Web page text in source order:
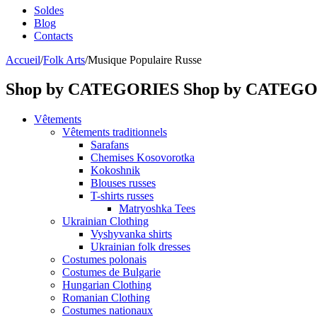
Soldes
Blog
Contacts
Accueil/Folk Arts/Musique Populaire Russe
Shop by CATEGORIES Shop by
Vêtements
Vêtements traditionnels
Sarafans
Chemises Kosovorotka
Kokoshnik
Blouses russes
T-shirts russes
Matryoshka Tees
Ukrainian Clothing
Vyshyvanka shirts
Ukrainian folk dresses
Costumes polonais
Costumes de Bulgarie
Hungarian Clothing
Romanian Clothing
Costumes nationaux